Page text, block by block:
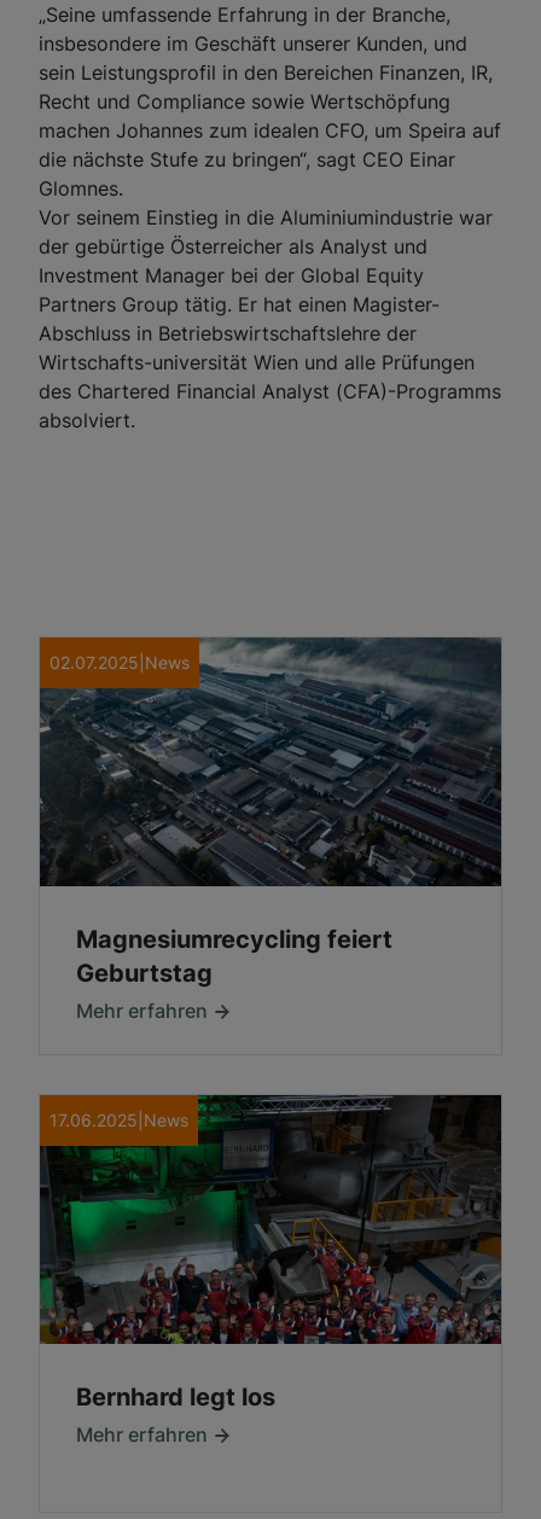
„Seine umfassende Erfahrung in der Branche,
insbesondere im Geschäft unserer Kunden, und
sein Leistungsprofil in den Bereichen Finanzen, IR,
Recht und Compliance sowie Wertschöpfung
machen Johannes zum idealen CFO, um Speira auf
die nächste Stufe zu bringen“, sagt CEO Einar
Glomnes.
Vor seinem Einstieg in die Aluminiumindustrie war
der gebürtige Österreicher als Analyst und
Investment Manager bei der Global Equity
Partners Group tätig. Er hat einen Magister-
Abschluss in Betriebswirtschaftslehre der
Wirtschafts-universität Wien und alle Prüfungen
des Chartered Financial Analyst (CFA)-Programms
absolviert.
02.07.2025 News
Magnesiumrecycling feiert
Geburtstag
Mehr erfahren
17.06.2025 News
Bernhard legt los
Mehr erfahren